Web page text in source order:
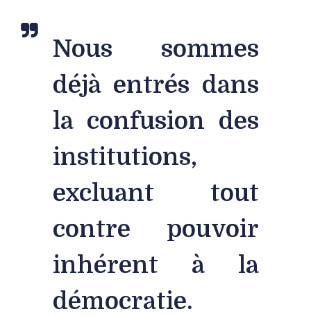
Nous sommes
déjà entrés dans
la confusion des
institutions,
excluant tout
contre pouvoir
inhérent à la
démocratie.